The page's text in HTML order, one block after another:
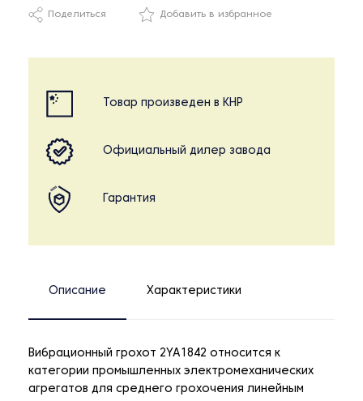
Поделиться Добавить в избранное
Товар произведен в КНР
Официальный дилер завода
Гарантия
Описание Характеристики
Вибрационный грохот 2YA1842 относится к
категории промышленных электромеханических
агрегатов для среднего грохочения линейным